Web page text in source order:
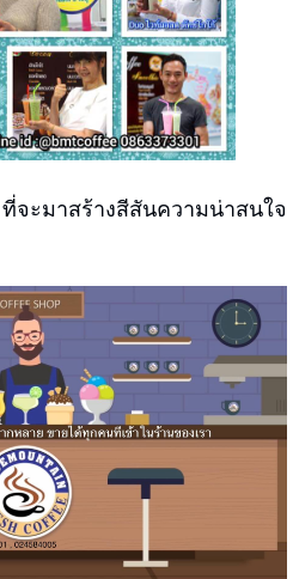
ที่จะมาสร้างสีสันความน่าสนใจ